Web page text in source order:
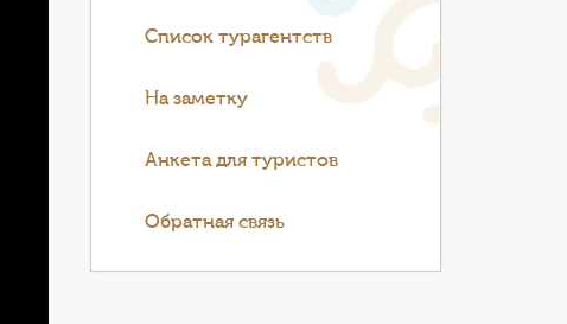
Список турагентств
На заметку
Анкета для туристов
Обратная связь